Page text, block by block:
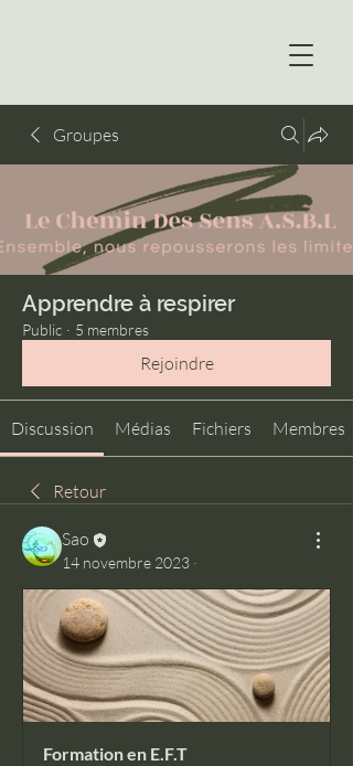
Groupes
Apprendre à respirer
Public · 5 membres
Rejoindre
Discussion Médias Fichiers Membres
Retour
Sao
14 novembre 2023 ·
Formation en E.F.T